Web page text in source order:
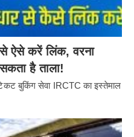
ऐसे करें लिंक, वरना
है ताला!
बुकिंग सेवा IRCTC का इस्तेमाल